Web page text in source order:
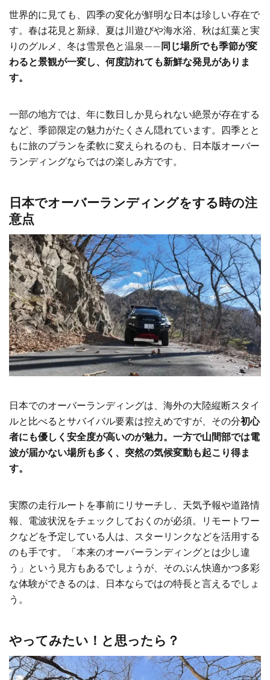
世界的に見ても、四季の変化が鮮明な日本は珍しい存在で
す。春は花見と新緑、夏は川遊びや海水浴、秋は紅葉と実
りのグルメ、冬は雪景色と温泉——同じ場所でも季節が変
わると景観が一変し、何度訪れても新鮮な発見がありま
す。
一部の地方では、年に数日しか見られない絶景が存在する
など、季節限定の魅力がたくさん隠れています。四季とと
もに旅のプランを柔軟に変えられるのも、日本版オーバー
ランディングならではの楽しみ方です。
日本でオーバーランディングをする時の注
意点
日本でのオーバーランディングは、海外の大陸縦断スタイ
ルと比べるとサバイバル要素は控えめですが、その分初心
者にも優しく安全度が高いのが魅力。一方で山間部では電
波が届かない場所も多く、突然の気候変動も起こり得ま
す。
実際の走行ルートを事前にリサーチし、天気予報や道路情
報、電波状況をチェックしておくのが必須。リモートワー
クなどを予定している人は、スターリンクなどを活用する
のも手です。「本来のオーバーランディングとは少し違
う」という見方もあるでしょうが、そのぶん快適かつ多彩
な体験ができるのは、日本ならではの特長と言えるでしょ
う。
やってみたい！と思ったら？